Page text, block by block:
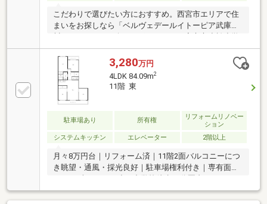
こだわりで選びたい方におすすめ。西宮市エリアで住
まいをお探しなら「ベルヴェデールイトーピア武庫
川」。ファミリー向けのポイント、西宮市立小松小学
校が徒歩9分のところにあります。西宮市で不動産を
購入するな
3,280万円
4LDK 84.09m2
11階 東
駐車場あり 所有権
リフォームリノベー
ション
システムキッチン
エレベーター 2階以上
月々8万円台｜リフォーム済｜11階2面バルコニーにつ
き眺望・通風・採光良好｜駐車場権利付き｜専有面積
84.04平米×4LDK｜小・中学校徒歩10分圏内